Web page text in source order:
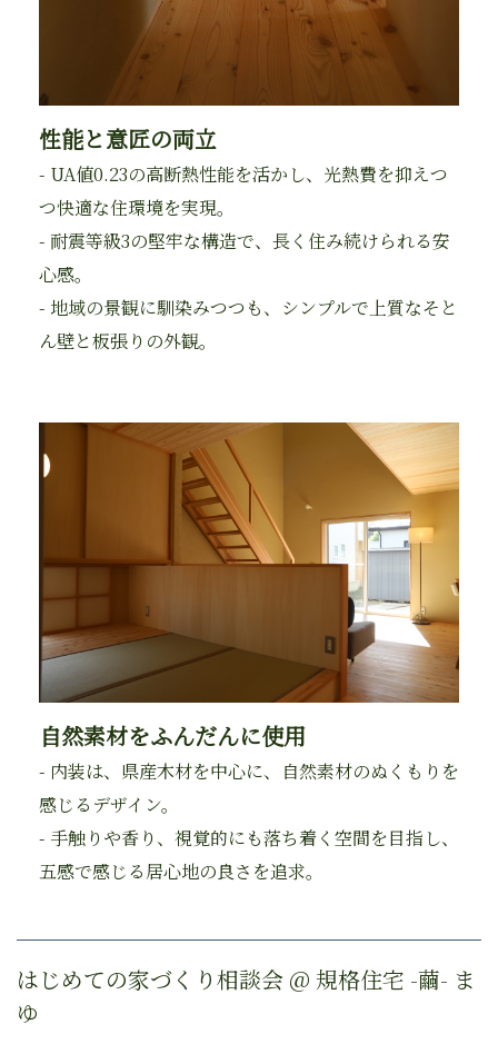
性能と意匠の両立
- UA値0.23の高断熱性能を活かし、光熱費を抑えつ
つ快適な住環境を実現。
- 耐震等級3の堅牢な構造で、長く住み続けられる安
心感。
- 地域の景観に馴染みつつも、シンプルで上質なそと
ん壁と板張りの外観。
自然素材をふんだんに使用
- 内装は、県産木材を中心に、自然素材のぬくもりを
感じるデザイン。
- 手触りや香り、視覚的にも落ち着く空間を目指し、
五感で感じる居心地の良さを追求。
はじめての家づくり相談会 @ 規格住宅 -繭- ま
ゆ